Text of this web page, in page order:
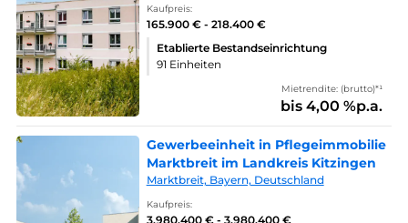
Kaufpreis:
165.900 € - 218.400 €
Etablierte Bestandseinrichtung
91 Einheiten
Mietrendite: (brutto)*¹
bis 4,00 %p.a.
Gewerbeeinheit in Pflegeimmobilie
Marktbreit im Landkreis Kitzingen
Marktbreit, Bayern, Deutschland
Kaufpreis:
3.980.400 € - 3.980.400 €